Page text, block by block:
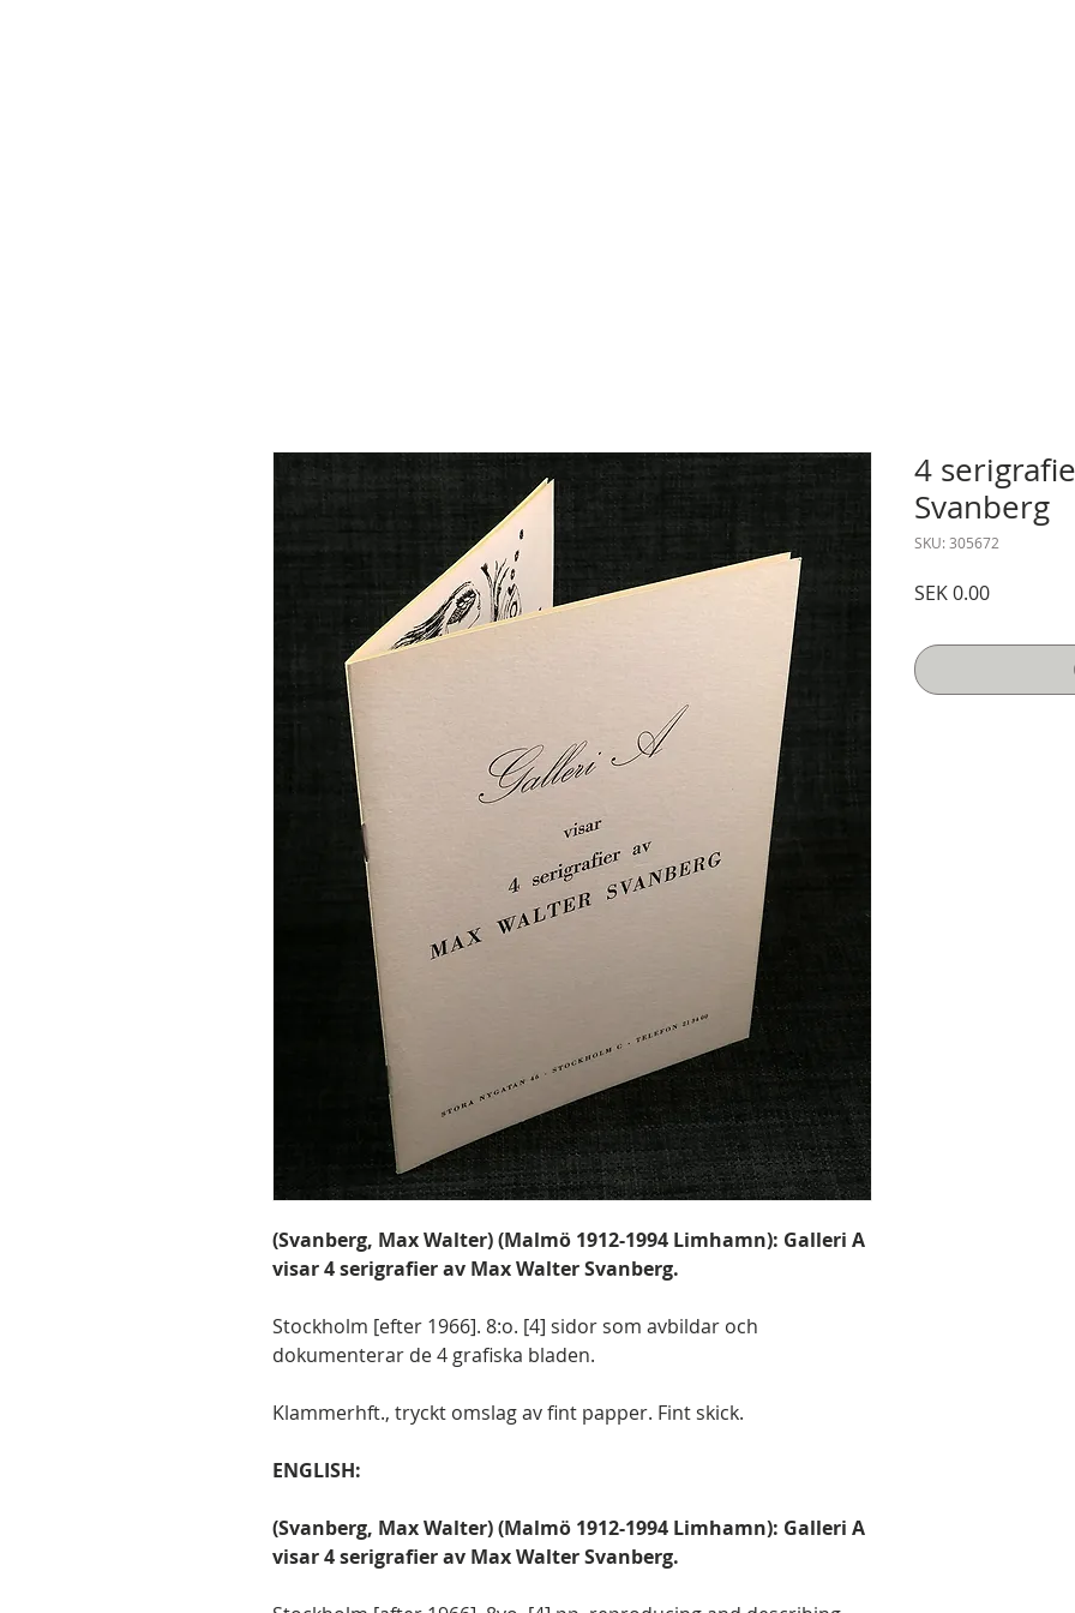
(Svanberg, Max Walter) (Malmö 1912-1994 Limhamn): Galleri A
visar 4 serigrafier av Max Walter Svanberg.
Stockholm [efter 1966]. 8:o. [4] sidor som avbildar och
dokumenterar de 4 grafiska bladen.
Klammerhft., tryckt omslag av fint papper. Fint skick.
ENGLISH:
(Svanberg, Max Walter) (Malmö 1912-1994 Limhamn): Galleri A
visar 4 serigrafier av Max Walter Svanberg.
4
Svanberg
SKU: 305672
SEK 0.00Price